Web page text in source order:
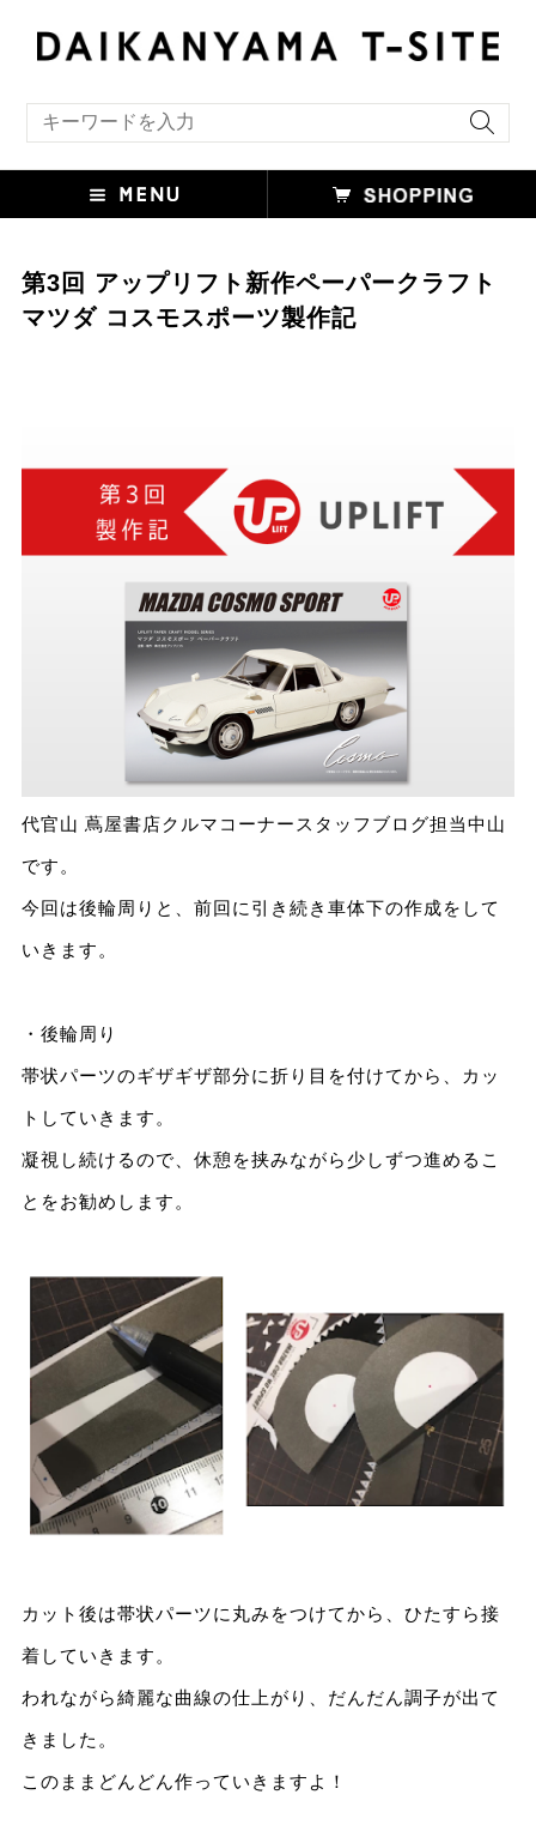
第3回 アップリフト新作ペーパークラフト
マツダ コスモスポーツ製作記
代官山 蔦屋書店クルマコーナースタッフブログ担当中山
です。
今回は後輪周りと、前回に引き続き車体下の作成をして
いきます。
・後輪周り
帯状パーツのギザギザ部分に折り目を付けてから、カッ
トしていきます。
凝視し続けるので、休憩を挟みながら少しずつ進めるこ
とをお勧めします。
カット後は帯状パーツに丸みをつけてから、ひたすら接
着していきます。
われながら綺麗な曲線の仕上がり、だんだん調子が出て
きました。
このままどんどん作っていきますよ！